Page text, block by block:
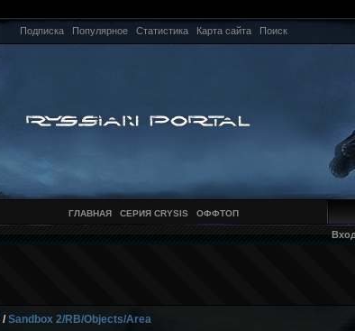
Подписка Популярное Статистика Карта сайта Поиск
ГЛАВНАЯ СЕРИЯ CRYSIS ОФФТОП
/Sandbox 2/RB/Objects/Area